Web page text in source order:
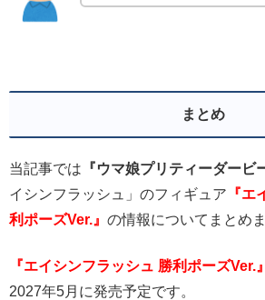
まとめ
当記事では 『ウマ娘プリティーダービ
イシンフラッシュ」のフィギュア 『
利ポーズVer.』 の情報についてまとめま
『エイシンフラッシュ 勝利ポーズVer.』
2027年5月に発売予定です。